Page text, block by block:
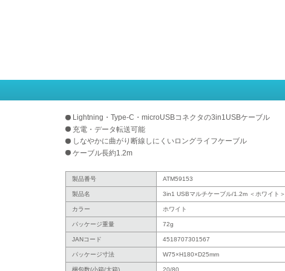
Lightning・Type-C・microUSBコネクタの3in1USBケーブル
充電・データ転送可能
しなやかに曲がり断線しにくいロングライフケーブル
ケーブル長約1.2m
製品番号 ATM59153
製品名 3in1 USBマルチケーブル/1.2m ＜ホワイト＞
カラー ホワイト
パッケージ重量 72g
JANコード 4518707301567
パッケージ寸法 W75×H180×D25mm
梱包数(小箱/大箱) 20/80